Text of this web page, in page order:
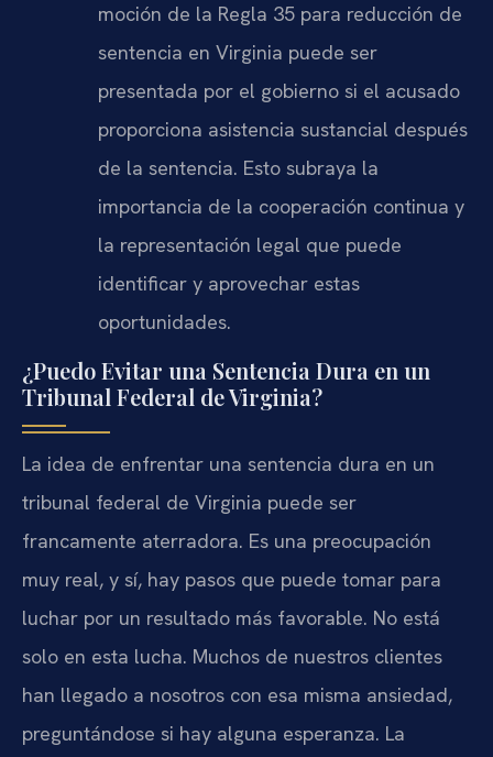
moción de la Regla 35 para reducción de
sentencia en Virginia puede ser
presentada por el gobierno si el acusado
proporciona asistencia sustancial después
de la sentencia. Esto subraya la
importancia de la cooperación continua y
la representación legal que puede
identificar y aprovechar estas
oportunidades.
¿Puedo Evitar una Sentencia Dura en un
Tribunal Federal de Virginia?
La idea de enfrentar una sentencia dura en un
tribunal federal de Virginia puede ser
francamente aterradora. Es una preocupación
muy real, y sí, hay pasos que puede tomar para
luchar por un resultado más favorable. No está
solo en esta lucha. Muchos de nuestros clientes
han llegado a nosotros con esa misma ansiedad,
preguntándose si hay alguna esperanza. La